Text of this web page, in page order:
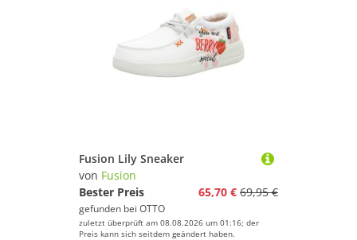
Fusion Lily Sneaker
von Fusion
Bester Preis
65,70 € 69,95 €
gefunden bei OTTO
zuletzt überprüft am 08.08.2026 um 01:16; der
Preis kann sich seitdem geändert haben.